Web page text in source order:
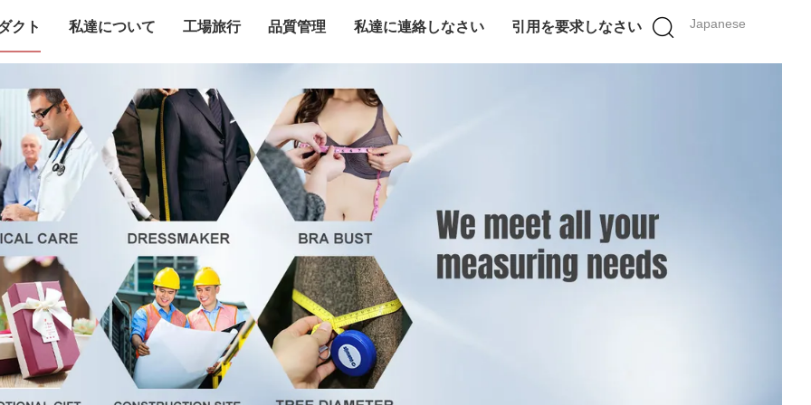
Japanese
クト 私達について 工場旅行 品質管理 私達に連絡しなさい 引用を要求しなさい